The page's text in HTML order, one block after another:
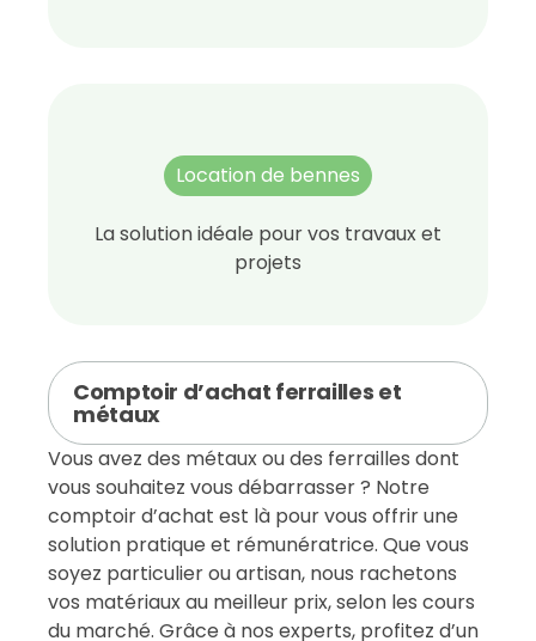
Location de bennes
La solution idéale pour vos travaux et
projets
Comptoir d’achat ferrailles et
métaux
Vous avez des métaux ou des ferrailles dont
vous souhaitez vous débarrasser ? Notre
comptoir d’achat est là pour vous offrir une
solution pratique et rémunératrice. Que vous
soyez particulier ou artisan, nous rachetons
vos matériaux au meilleur prix, selon les cours
du marché. Grâce à nos experts, profitez d’un